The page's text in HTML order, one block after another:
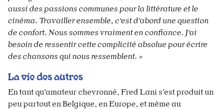
aussi des passions communes pour la littérature et le
cinéma. Travailler ensemble, c’est d’abord une question
de confort. Nous sommes vraiment en confiance. J’ai
besoin de ressentir cette complicité absolue pour écrire
des chansons qui nous ressemblent. »
La vie des autres
En tant qu’amateur chevronné, Fred Lani s’est produit un
peu partout en Belgique, en Europe, et même au